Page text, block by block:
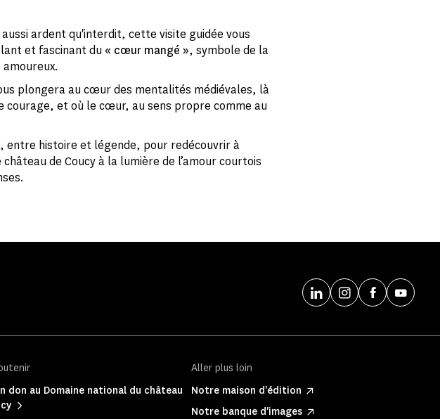
ardent qu'interdit, cette visite guidée vous
et fascinant du « cœur mangé », symbole de la
plongera au cœur des mentalités médiévales, là
courage, et où le cœur, au sens propre comme au
entre histoire et légende, pour redécouvrir à
château de Coucy à la lumière de l’amour courtois
don au Domaine national du château
Aller plus loin
Notre maison d'édition
Notre banque d'images